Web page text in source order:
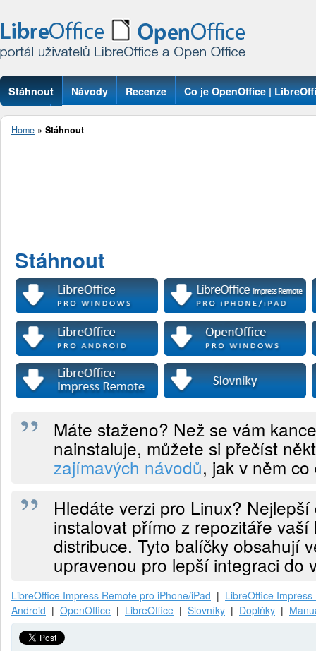
Stáhnout Návody Recenze Co je OpenOffice |
Otázky
Home » Stáhnout
Stáhnout
Máte staženo? Než se vám
nainstaluje, můžete si přečíst
zajímavých návodů, jak v něm co
Hledáte verzi pro Linux? Nejlepší
instalovat přímo z repozitáře vaší
distribuce. Tyto balíčky obsahují
upravenou pro lepší integraci do
LibreOffice Impress Remote pro iPhone/iPad | LibreOffice Impress
Android | OpenOffice | LibreOffice | Slovníky | Doplňky |